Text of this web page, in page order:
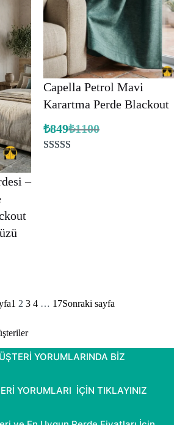
aldı
–
Capella Petrol Mavi
Karartma Perde Blackout
₺1100
Orijinal
₺849 Şu
1 2 3 4 … 17Sonraki sayfa
YORUMLARINDA BİZ
YORUMLARI İÇİN TIKLAYINIZ